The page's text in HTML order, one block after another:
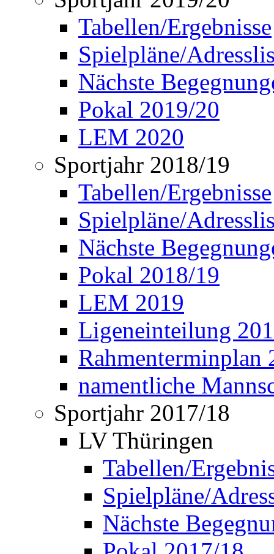
Tabellen/Ergebnisse
Spielpläne/
Nächste
Pokal 2019/20
LEM 2020
Sportjahr 2018/19
Tabellen/Ergebnisse
Spielpläne/
Nächste
Pokal 2018/19
LEM 2019
Ligeneinteilung
Rahmenterminplan
namentliche
Sportjahr 2017/18
LV Thüringen
Tabellen/
Spielpläne/
Nächste